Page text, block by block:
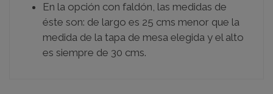
En la opción con faldón, las medidas de
éste son: de largo es 25 cms menor que la
medida de la tapa de mesa elegida y el alto
es siempre de 30 cms.